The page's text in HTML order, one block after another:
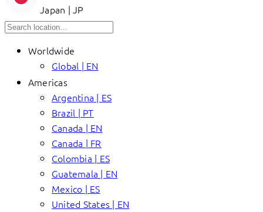
Japan | JP
Worldwide
Global | EN
Americas
Argentina | ES
Brazil | PT
Canada | EN
Canada | FR
Colombia | ES
Guatemala | EN
Mexico | ES
United States | EN